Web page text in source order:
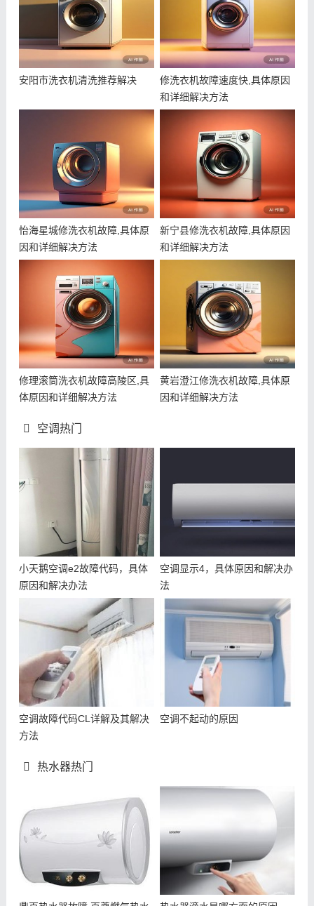
安阳市洗衣机清洗推荐解决
修洗衣机故障速度快,具体原因
和详细解决方法
怡海星城修洗衣机故障,具体原
因和详细解决方法
新宁县修洗衣机故障,具体原因
和详细解决方法
修理滚筒洗衣机故障高陵区,具
体原因和详细解决方法
黄岩澄江修洗衣机故障,具体原
因和详细解决方法
空调热门
小天鹅空调e2故障代码，具体
原因和解决办法
空调显示4，具体原因和解决办
法
空调故障代码CL详解及其解决
方法
空调不起动的原因
热水器热门